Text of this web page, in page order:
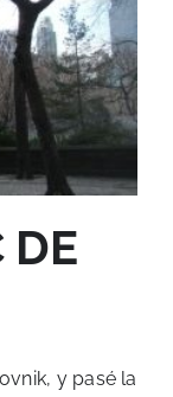
DE
y pasé la